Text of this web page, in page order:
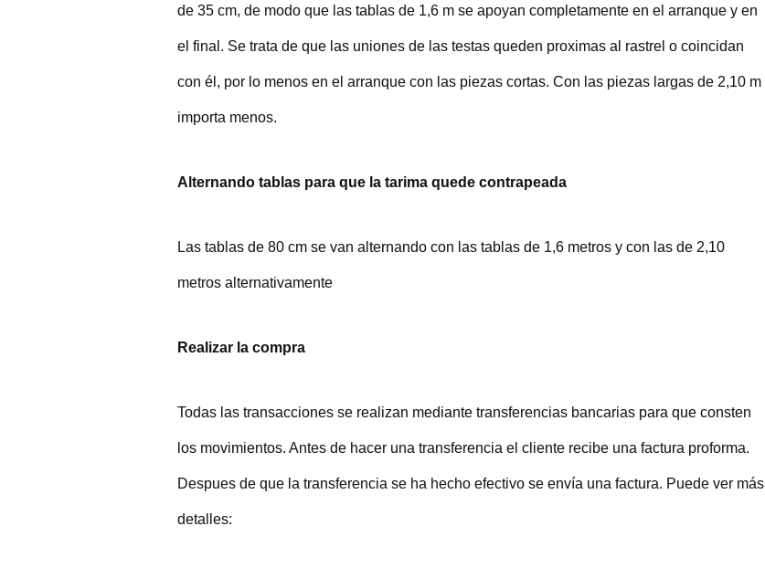
de 35 cm, de modo que las tablas de 1,6 m se apoyan completamente en el arranque y en
el final. Se trata de que las uniones de las testas queden proximas al rastrel o coincidan
con él, por lo menos en el arranque con las piezas cortas. Con las piezas largas de 2,10 m
importa menos.
Alternando tablas para que la tarima quede contrapeada
Las tablas de 80 cm se van alternando con las tablas de 1,6 metros y con las de 2,10
metros alternativamente
Realizar la compra
Todas las transacciones se realizan mediante transferencias bancarias para que consten
los movimientos. Antes de hacer una transferencia el cliente recibe una factura proforma.
Despues de que la transferencia se ha hecho efectivo se envía una factura. Puede ver más
detalles: